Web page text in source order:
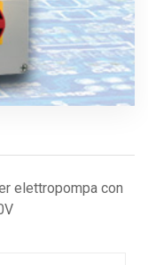
elettropompa con